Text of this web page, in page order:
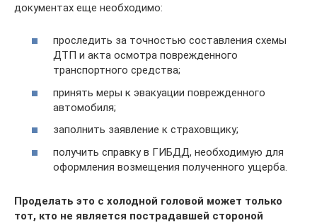
документах еще необходимо:
проследить за точностью составления схемы
ДТП и акта осмотра поврежденного
транспортного средства;
принять меры к эвакуации поврежденного
автомобиля;
заполнить заявление к страховщику;
получить справку в ГИБДД, необходимую для
оформления возмещения полученного ущерба.
Проделать это с холодной головой может только
тот, кто не является пострадавшей стороной